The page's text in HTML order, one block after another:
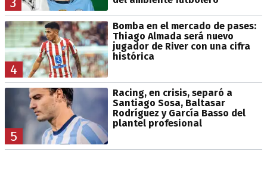
4
Bomba en el mercado de pases:
Thiago Almada será nuevo
jugador de River con una cifra
histórica
5
Racing, en crisis, separó a
Santiago Sosa, Baltasar
Rodríguez y García Basso del
plantel profesional